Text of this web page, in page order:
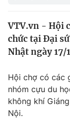
Thế giới
Thế giới đó đây
Câu chuyện
Kinh tế
Tài chính
Thị trường
Dữ liệu và đời
VTV.vn - Hội
chức tại Đại sứ
Nhật ngày 17/
Hội chợ có các
nhóm cựu du
không khí
Nội.